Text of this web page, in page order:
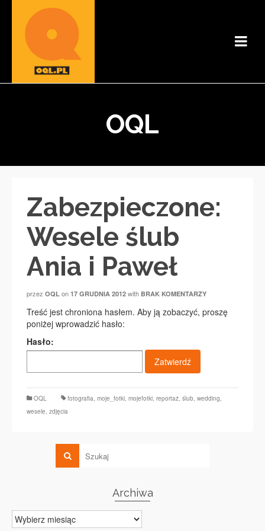
OQL
Zabezpieczone:
Wesele ślub
Ania i Paweł
przez OQL on 17 GRUDNIA 2012 with BRAK KOMENTARZY
Treść jest chroniona hasłem. Aby ją zobaczyć, proszę
poniżej wprowadzić hasło:
Hasło:
OQL fotografia, moje_fotki, mojefotki, reportaż, ślub, wedding,
wesele, zdjęcia
Archiwa
Archiwa